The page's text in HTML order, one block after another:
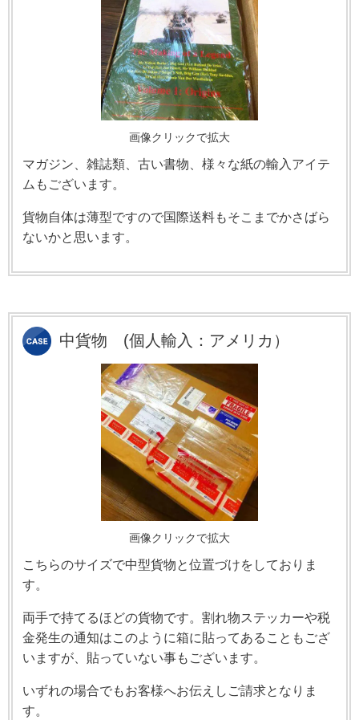
画像クリックで拡大
マガジン、雑誌類、古い書物、様々な紙の輸入アイテ
ムもございます。
貨物自体は薄型ですので国際送料もそこまでかさばら
ないかと思います。
中貨物 (個人輸入：アメリカ）
画像クリックで拡大
こちらのサイズで中型貨物と位置づけをしておりま
す。
両手で持てるほどの貨物です。割れ物ステッカーや税
金発生の通知はこのように箱に貼ってあることもござ
いますが、貼っていない事もございます。
いずれの場合でもお客様へお伝えしご請求となりま
す。